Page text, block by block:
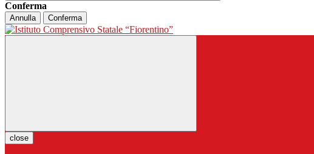
Conferma
Annulla Conferma
close